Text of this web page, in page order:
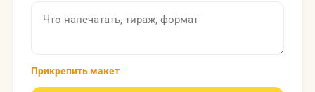
Прикрепить макет